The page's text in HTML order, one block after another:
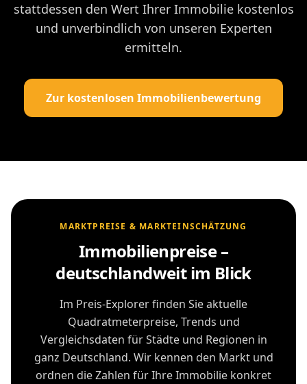
stattdessen den Wert Ihrer Immobilie kostenlos
und unverbindlich von unseren Experten
ermitteln.
Zur kostenlosen Immobilienbewertung
MARKTPREISE & MARKTEINSCHÄTZUNG
Immobilienpreise –
deutschlandweit im Blick
Im Preis-Explorer finden Sie aktuelle
Quadratmeterpreise, Trends und
Vergleichsdaten für Städte und Regionen in
ganz Deutschland. Wir kennen den Markt und
ordnen die Zahlen für Ihre Immobilie konkret